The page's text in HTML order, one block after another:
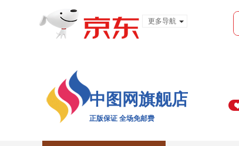
更多导航
中图网旗舰店
正版保证 全场免邮费